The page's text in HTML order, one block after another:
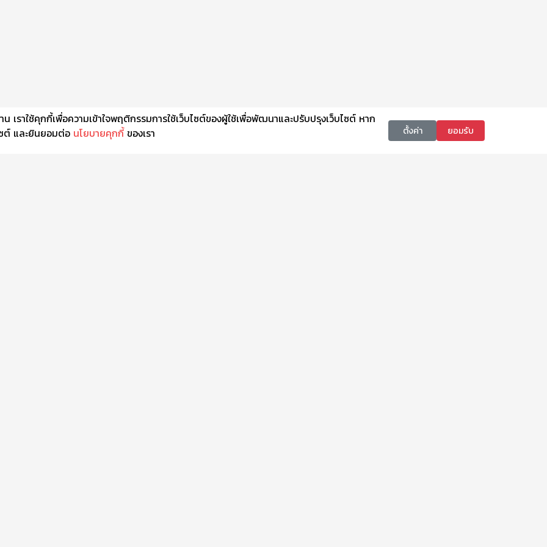
าใช้คุกกี้เพื่อความเข้าใจพฤติกรรมการใช้เว็บไซต์ของผู้ใช้เพื่อพัฒนาและปรับปรุงเว็บไซต์ หาก
ต์ และยินยอมต่อ นโยบายคุกกี้ของเรา ตั้งค่า ยอมรับ